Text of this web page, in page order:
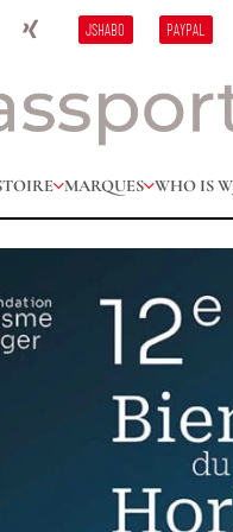
JSHABO PAYPAL
MARQUES WHO IS W